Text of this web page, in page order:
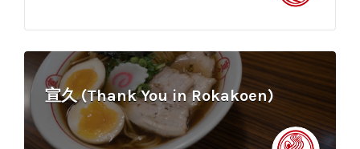
宣久 (Thank You in Rokakoen)